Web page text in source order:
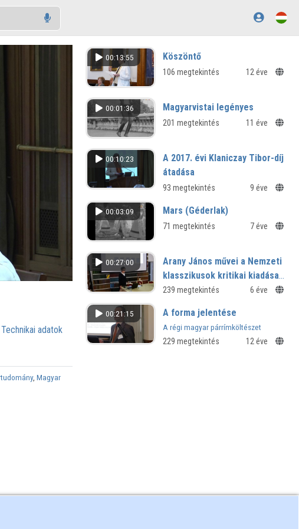
Technikai adatok
,Magyar
00:13:55 Köszöntő
106 megtekintés 12 éve
00:01:36 Magyarvistai legényes
201 megtekintés 11 éve
00:10:23
A 2017. évi Klaniczay Tibor-díj
átadása
93 megtekintés 9 éve
00:03:09 Mars (Géderlak)
71 megtekintés 7 éve
00:27:00
Arany János művei a Nemzeti
klasszikusok kritikai kiadásai
portálon
239 megtekintés 6 éve
00:21:15 A forma jelentése
A régi magyar párrímköltészet
229 megtekintés 12 éve